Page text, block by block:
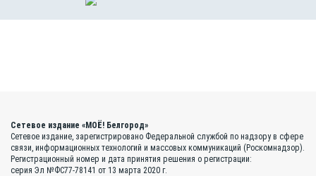
Сетевое издание «МОЁ! Белгород»
Сетевое издание, зарегистрировано Федеральной службой по надзору в сфере
связи, информационных технологий и массовых коммуникаций (Роскомнадзор).
Регистрационный номер и дата принятия решения о регистрации:
серия Эл №ФС77-78141 от 13 марта 2020 г.